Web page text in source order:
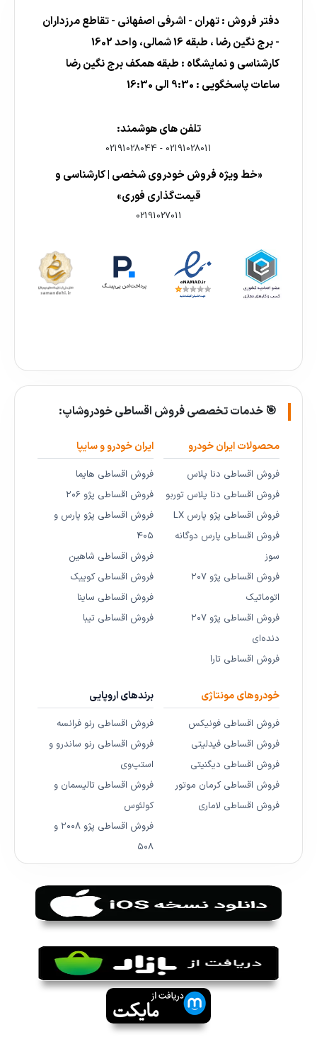
دفتر فروش : تهران - اشرفی اصفهانی - تقاطع مرزداران
- برج نگین رضا ، طبقه 16 شمالی، واحد 1602
کارشناسی و نمایشگاه : طبقه همکف برج نگین رضا
ساعات پاسخگویی : 9:30 الی 16:30
تلفن های هوشمند:
02191028011
-
02191028044
«خط ویژه فروش خودروی شخصی | کارشناسی و
قیمت‌گذاری فوری»
02191027011
🎯 خدمات تخصصی فروش اقساطی خودروشاپ:
محصولات ایران خودرو
فروش اقساطی دنا پلاس
فروش اقساطی دنا پلاس توربو
فروش اقساطی پژو پارس LX
فروش اقساطی پارس دوگانه
سوز
فروش اقساطی پژو ۲۰۷
اتوماتیک
فروش اقساطی پژو ۲۰۷
دنده‌ای
فروش اقساطی تارا
ایران خودرو و سایپا
فروش اقساطی هایما
فروش اقساطی پژو ۲۰۶
فروش اقساطی پژو پارس و
۴۰۵
فروش اقساطی شاهین
فروش اقساطی کوییک
فروش اقساطی ساینا
فروش اقساطی تیبا
خودروهای مونتاژی
فروش اقساطی فونیکس
فروش اقساطی فیدلیتی
فروش اقساطی دیگنیتی
فروش اقساطی کرمان موتور
فروش اقساطی لاماری
برندهای اروپایی
فروش اقساطی رنو فرانسه
فروش اقساطی رنو ساندرو و
استپ‌وی
فروش اقساطی تالیسمان و
کولئوس
فروش اقساطی پژو ۲۰۰۸ و
۵۰۸